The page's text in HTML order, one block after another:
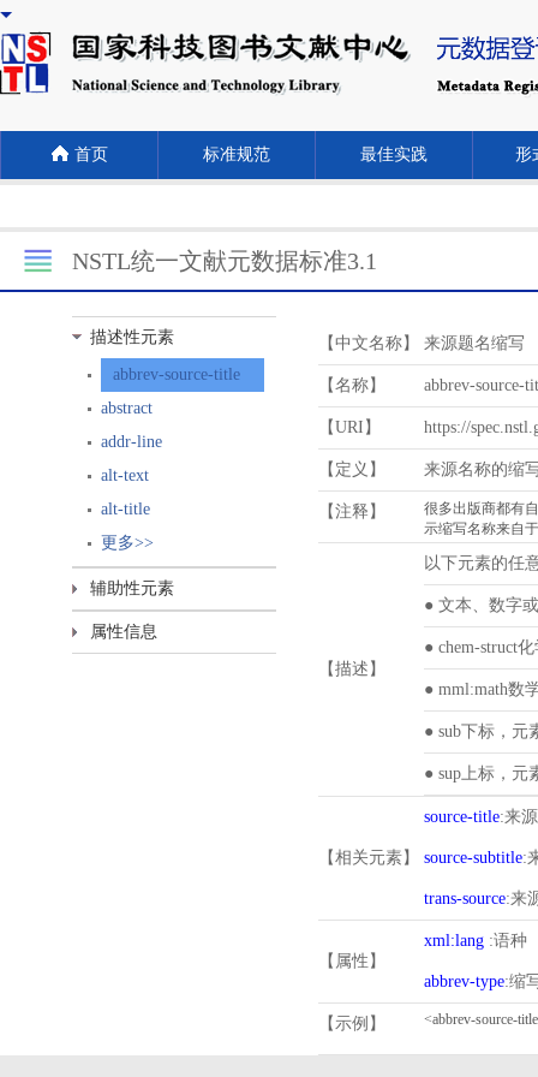
首页 标准规范 最佳实践 形
NSTL统一文献元数据标准3.1
描述性元素
abbrev-source-title
abstract
addr-line
alt-text
alt-title
更多>>
辅助性元素
属性信息
【中文名称】 来源题名缩写
【名称】 abbrev-source-
【URI】 https://
【定义】 来源名称的缩
【注释】
【描述】
以下元素的任
● 文本、数字
● chem-struct
● mml:math数
● sub下标，元
● sup上标，元
【相关元素】
source-title:来
source-subtitle:
trans-source:来
【属性】
xml:lang :语种
abbrev-type:缩
【示例】